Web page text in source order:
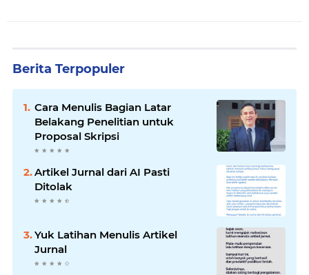
Berita Terpopuler
Cara Menulis Bagian Latar
Belakang Penelitian untuk
Proposal Skripsi
Artikel Jurnal dari AI Pasti
Ditolak
Yuk Latihan Menulis Artikel
Jurnal